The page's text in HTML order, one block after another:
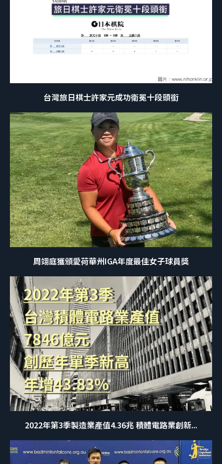
台灣旅日棋士許家元成功衛冕十段頭銜
周翊庭獲頒愛荷華州IGA年度最佳女子球員獎
2022年第3季製造業產值4.36兆 積體電路業創新...